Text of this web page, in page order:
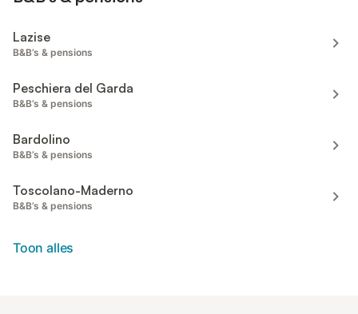
Lazise
B&B’s & pensions
Peschiera del Garda
B&B’s & pensions
Bardolino
B&B’s & pensions
Toscolano-Maderno
B&B’s & pensions
Toon alles